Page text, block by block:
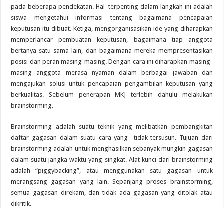
pada beberapa pendekatan. Hal terpenting dalam langkah ini adalah
siswa mengetahui informasi tentang bagaimana pencapaian
keputusan itu dibuat. Ketiga, mengorganisasikan ide yang diharapkan
memperlancar pembuatan keputusan, bagaimana tiap anggota
bertanya satu sama lain, dan bagaimana mereka mempresentasikan
posisi dan peran masing-masing. Dengan cara ini diharapkan masing-
masing anggota merasa nyaman dalam berbagai jawaban dan
mengajukan solusi untuk pencapaian pengambilan keputusan yang
berkualitas. Sebelum penerapan MKJ terlebih dahulu melakukan
brainstorming.
Brainstorming adalah suatu teknik yang melibatkan pembangkitan
daftar gagasan dalam suatu cara yang tidak tersusun. Tujuan dari
brainstorming adalah untuk menghasilkan sebanyak mungkin gagasan
dalam suatu jangka waktu yang singkat. Alat kunci dari brainstorming
adalah “piggybacking”, atau menggunakan satu gagasan untuk
merangsang gagasan yang lain. Sepanjang proses brainstorming,
semua gagasan direkam, dan tidak ada gagasan yang ditolak atau
dikritik.